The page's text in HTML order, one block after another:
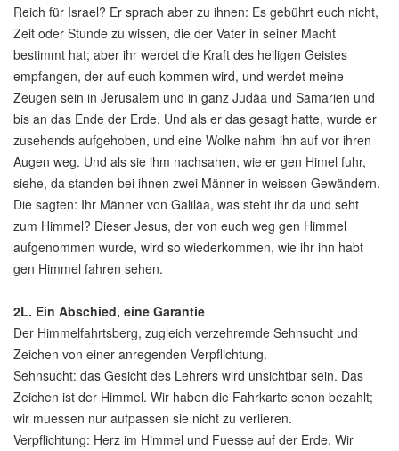
Reich für Israel? Er sprach aber zu ihnen: Es gebührt euch nicht,
Zeit oder Stunde zu wissen, die der Vater in seiner Macht
bestimmt hat; aber ihr werdet die Kraft des heiligen Geistes
empfangen, der auf euch kommen wird, und werdet meine
Zeugen sein in Jerusalem und in ganz Judäa und Samarien und
bis an das Ende der Erde. Und als er das gesagt hatte, wurde er
zusehends aufgehoben, und eine Wolke nahm ihn auf vor ihren
Augen weg. Und als sie ihm nachsahen, wie er gen Himel fuhr,
siehe, da standen bei ihnen zwei Männer in weissen Gewändern.
Die sagten: Ihr Männer von Galiläa, was steht ihr da und seht
zum Himmel? Dieser Jesus, der von euch weg gen Himmel
aufgenommen wurde, wird so wiederkommen, wie ihr ihn habt
gen Himmel fahren sehen.
2L. Ein Abschied, eine Garantie
Der Himmelfahrtsberg, zugleich verzehremde Sehnsucht und
Zeichen von einer anregenden Verpflichtung.
Sehnsucht: das Gesicht des Lehrers wird unsichtbar sein. Das
Zeichen ist der Himmel. Wir haben die Fahrkarte schon bezahlt;
wir muessen nur aufpassen sie nicht zu verlieren.
Verpflichtung: Herz im Himmel und Fuesse auf der Erde. Wir